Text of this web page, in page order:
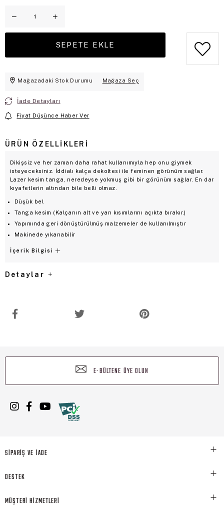
Mağazadaki Stok Durumu Mağaza Seç
İade Detayları
Fiyat Düşünce Haber Ver
ÜRÜN ÖZELLIKLERI
Dikişsiz ve her zaman daha rahat kullanımıyla hep onu giymek
isteyeceksiniz. İddialı kalça dekoltesi ile feminen görünüm sağlar.
Lazer kesim tanga, neredeyse yokmuş gibi bir görünüm sağlar. En dar
kıyafetlerin altından bile belli olmaz.
Düşük bel
Tanga kesim (Kalçanın alt ve yan kısımlarını açıkta bırakır.)
Yapımında geri dönüştürülmüş malzemeler de kullanılmıştır
Makinede yıkanabilir
İçerik Bilgisi
Detaylar
E-BÜLTENE ÜYE OLUN
SİPARİŞ VE İADE
DESTEK
MÜŞTERİ HİZMETLERİ